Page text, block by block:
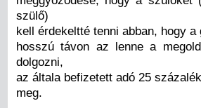
szülő)
kell érdekeltté tenni abban, hogy
hosszú távon az lenne a
dolgozni,
az általa befizetett adó 25
meg.